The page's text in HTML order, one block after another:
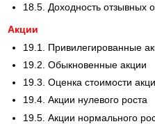
18.5. Доходность отзывных
Акции
19.1. Привилегированные
19.2. Обыкновенные акции
19.3. Оценка стоимости
19.4. Акции нулевого роста
19.5. Акции нормального